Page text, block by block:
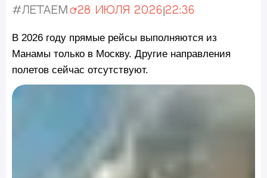
#Летаем Обновлено:
28 июля 2026 |22:36
В 2026 году прямые рейсы выполняются из
Манамы только в Москву. Другие направления
полетов сейчас отсутствуют.